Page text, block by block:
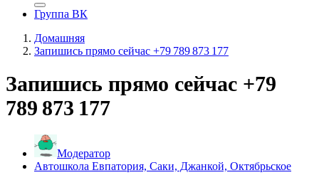
Группа ВК
Домашняя
Запишись прямо сейчас +79 789 873 177
Запишись прямо сейчас +79
789 873 177
Модератор
Автошкола Евпатория, Саки, Джанкой, Октябрьское